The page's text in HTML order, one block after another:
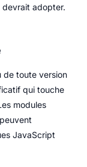
devrait adopter.
de toute version
qui touche
modules
JavaScript